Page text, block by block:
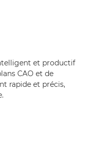
et productif
CAO et de
rapide et précis,